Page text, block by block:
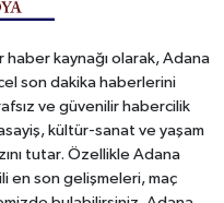
kaynağı olarak, Adana
son dakika haberlerini
ve güvenilir habercilik
kültür-sanat ve yaşam
tutar. Özellikle Adana
en son gelişmeleri, maç